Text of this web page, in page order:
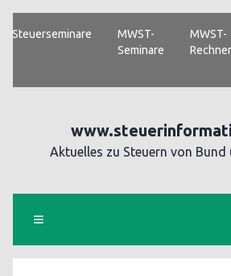
Steuerseminare
MWST-
Seminare
MWST-
Rechner
Aktuelles zu Steuern von Bund